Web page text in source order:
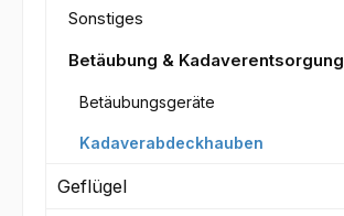
Sonstiges
Betäubung & Kadaverentsorgung
Betäubungsgeräte
Kadaverabdeckhauben
Geflügel